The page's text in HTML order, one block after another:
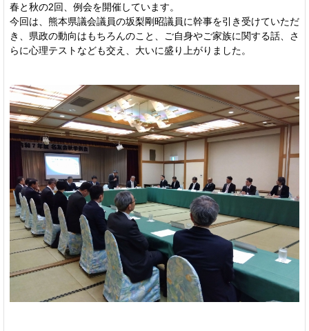
春と秋の2回、例会を開催しています。
今回は、熊本県議会議員の坂梨剛昭議員に幹事を引き受けていただ
き、県政の動向はもちろんのこと、ご自身やご家族に関する話、さ
らに心理テストなども交え、大いに盛り上がりました。